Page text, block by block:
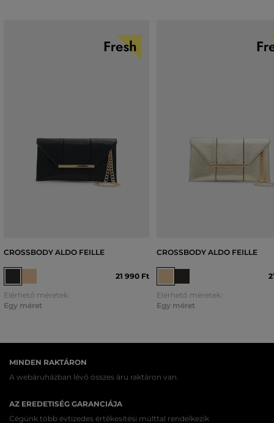
CROSSBODY ALDO FEILLE
21 990 Ft
Elérhető méretek:
Egy méret
CROSSBODY ALDO FEILLE
Elérhető méretek:
Egy méret
MINDEN RAKTÁRON
A webáruházban lévő összes áru raktáron van.
AZ EREDETISÉG GARANCIÁJA
Cégünk több évtizedes értékesítési múlttal rendelkezik